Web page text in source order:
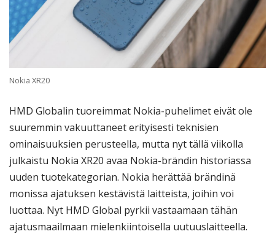
Nokia XR20
HMD Globalin tuoreimmat Nokia-puhelimet eivät ole
suuremmin vakuuttaneet erityisesti teknisien
ominaisuuksien perusteella, mutta nyt tällä viikolla
julkaistu Nokia XR20 avaa Nokia-brändin historiassa
uuden tuotekategorian. Nokia herättää brändinä
monissa ajatuksen kestävistä laitteista, joihin voi
luottaa. Nyt HMD Global pyrkii vastaamaan tähän
ajatusmaailmaan mielenkiintoisella uutuuslaitteella.